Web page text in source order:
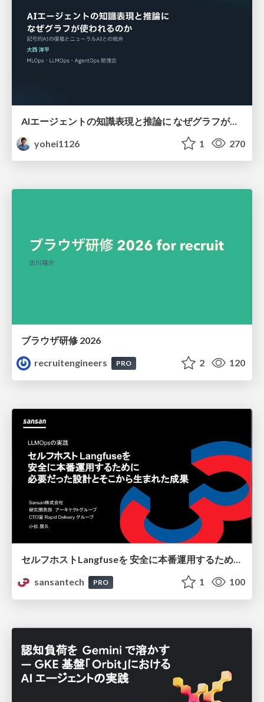
AIエージェントの知識表現と推論に なぜグラフが使われるのか - 記号的AIの復権とニューラルAIとの統合
yohei1126
1 270
ブラウザ研修 2026
recruitengineers
PRO 2 120
セルフホストLangfuseを 安全に本番運用するために 必要だった設計とそこから生まれた成果
sansantech
PRO 1 100